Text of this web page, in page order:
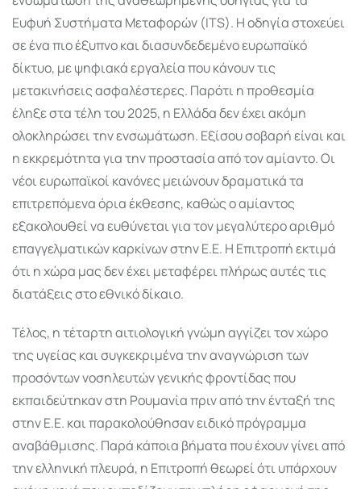
Ευφυή Συστήματα Μεταφορών (ITS). Η οδηγία στοχεύει
σε ένα πιο έξυπνο και διασυνδεδεμένο ευρωπαϊκό
δίκτυο, με ψηφιακά εργαλεία που κάνουν τις
μετακινήσεις ασφαλέστερες. Παρότι η προθεσμία
έληξε στα τέλη του 2025, η Ελλάδα δεν έχει ακόμη
ολοκληρώσει την ενσωμάτωση. Εξίσου σοβαρή είναι και
η εκκρεμότητα για την προστασία από τον αμίαντο. Οι
νέοι ευρωπαϊκοί κανόνες μειώνουν δραματικά τα
επιτρεπόμενα όρια έκθεσης, καθώς ο αμίαντος
εξακολουθεί να ευθύνεται για τον μεγαλύτερο αριθμό
επαγγελματικών καρκίνων στην Ε.Ε. Η Επιτροπή εκτιμά
ότι η χώρα μας δεν έχει μεταφέρει πλήρως αυτές τις
διατάξεις στο εθνικό δίκαιο.
Τέλος, η τέταρτη αιτιολογική γνώμη αγγίζει τον χώρο
της υγείας και συγκεκριμένα την αναγνώριση των
προσόντων νοσηλευτών γενικής φροντίδας που
εκπαιδεύτηκαν στη Ρουμανία πριν από την ένταξή της
στην Ε.Ε. και παρακολούθησαν ειδικό πρόγραμμα
αναβάθμισης. Παρά κάποια βήματα που έχουν γίνει από
την ελληνική πλευρά, η Επιτροπή θεωρεί ότι υπάρχουν